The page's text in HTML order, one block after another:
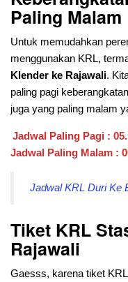
Paling Malam
Untuk memudahkan
menggunakan KRL,
Klender ke Rajawali.
paling pagi
juga yang paling malam
Jadwal Paling Pagi :
Jadwal Paling Malam :
Jadwal KRL Duri Ke
Tiket KRL
Rajawali
Gaesss, karena tiket